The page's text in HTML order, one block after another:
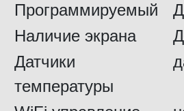
Программируемый
Наличие экрана
Датчики
температуры